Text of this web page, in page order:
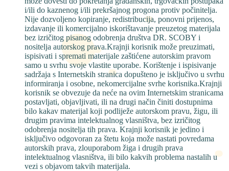
i/ili do kaznenog i/ili prekršajnog progona protiv počinitelja.
Nije dozvoljeno kopiranje, redistribucija, ponovni prijenos,
izdavanje ili komercijalno iskorištavanje preuzetog materijala
bez izričitog pisanog odobrenja društva DR. SCOBY i
nositelja autorskog prava.Krajnji korisnik može preuzimati,
ispisivati i spremati materijale zaštićene autorskim pravom
samo u svrhu svoje vlastite uporabe. Korištenje i ispisivanje
sadržaja s Internetskih stranica dopušteno je isključivo u svrhu
informiranja i osobne, nekomercijalne svrhe korisnika.Krajnji
korisnik se obvezuje da neće na ovim Internetskim stranicama
postavljati, objavljivati, ili na drugi način činiti dostupnima
bilo kakav materijal koji podliježe autorskom pravu, žigu, ili
drugim pravima intelektualnog vlasništva, bez izričitog
odobrenja nositelja tih prava. Krajnji korisnik je jedino i
isključivo odgovoran za štetu koja može nastati povredama
autorskih prava, zlouporabom žiga i drugih prava
intelektualnog vlasništva, ili bilo kakvih problema nastalih u
vezi s objavom takvih materijala.